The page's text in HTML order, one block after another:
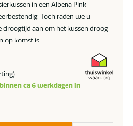
in een Albena Pink
Toch raden we u
droogtijd aan om het kussen droog
op komst is.
ca 6 werkdagen in